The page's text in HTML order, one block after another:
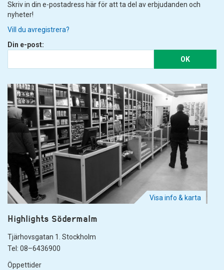
Skriv in din e-postadress här för att ta del av erbjudanden och
nyheter!
Vill du avregistrera?
Din e-post:
OK
Visa info & karta
Highlights Södermalm
Tjärhovsgatan 1. Stockholm
Tel: 08–6436900
Öppettider